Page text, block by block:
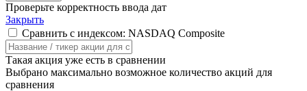
Проверьте корректность ввода дат
Закрыть
Сравнить с индексом: NASDAQ Composite
Такая акция уже есть в сравнении
Выбрано максимально возможное количество акций для
сравнения